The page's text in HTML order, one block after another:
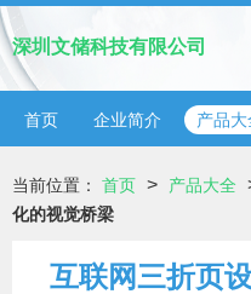
深圳文储科技有限公司
首页 企业简介 产品大
当前位置： 首页 > 产品大全
化的视觉桥梁
互联网三折页